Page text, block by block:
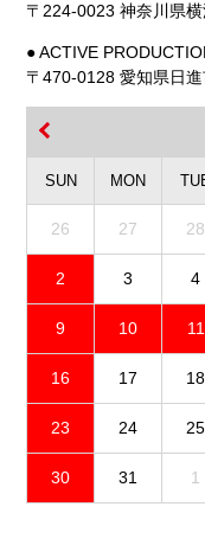
〒224-0023 神奈川県
● ACTIVE
〒470-0128 愛知県日
SUN MON
26 27 28
2 3 4
9 10 11
16 17 18
23 24 25
30 31 1